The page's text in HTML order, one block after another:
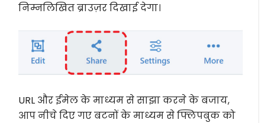
निम्नलिखित ब्राउज़र दिखाई देगा।
URL और ईमेल के माध्यम से साझा करने के बजाय,
आप नीचे दिए गए बटनों के माध्यम से फ्लिपबुक को